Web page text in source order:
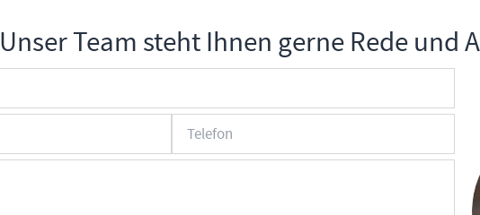
Unser Team steht Ihnen gerne Rede und
Telefon